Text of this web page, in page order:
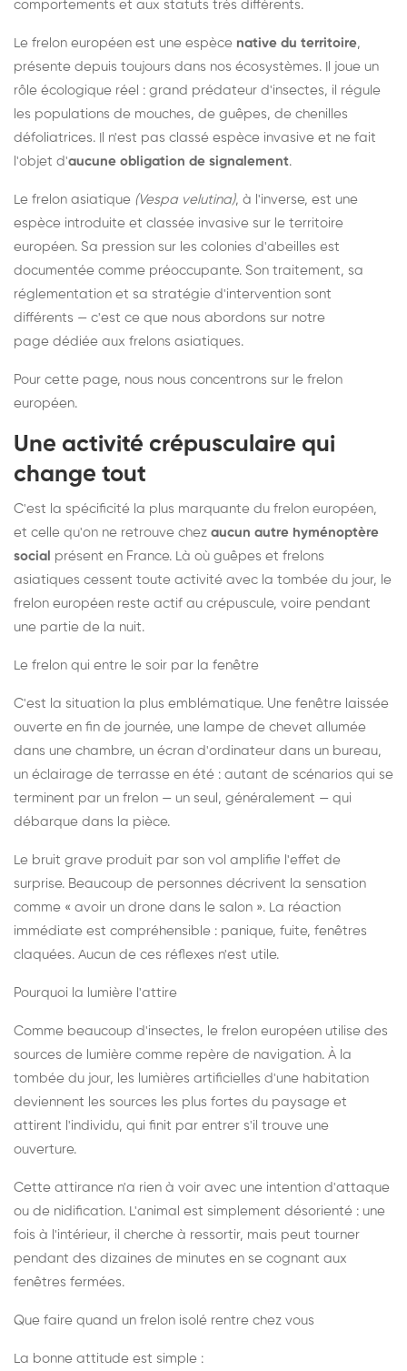
comportements et aux statuts très différents.
Le frelon européen est une espèce native du territoire,
présente depuis toujours dans nos écosystèmes. Il joue un
rôle écologique réel : grand prédateur d'insectes, il régule
les populations de mouches, de guêpes, de chenilles
défoliatrices. Il n'est pas classé espèce invasive et ne fait
l'objet d'aucune obligation de signalement.
Le frelon asiatique (Vespa velutina), à l'inverse, est une
espèce introduite et classée invasive sur le territoire
européen. Sa pression sur les colonies d'abeilles est
documentée comme préoccupante. Son traitement, sa
réglementation et sa stratégie d'intervention sont
différents — c'est ce que nous abordons sur notre
page dédiée aux frelons asiatiques.
Pour cette page, nous nous concentrons sur le frelon
européen.
Une activité crépusculaire qui
change tout
C'est la spécificité la plus marquante du frelon européen,
et celle qu'on ne retrouve chez aucun autre hyménoptère
social présent en France. Là où guêpes et frelons
asiatiques cessent toute activité avec la tombée du jour, le
frelon européen reste actif au crépuscule, voire pendant
une partie de la nuit.
Le frelon qui entre le soir par la fenêtre
C'est la situation la plus emblématique. Une fenêtre laissée
ouverte en fin de journée, une lampe de chevet allumée
dans une chambre, un écran d'ordinateur dans un bureau,
un éclairage de terrasse en été : autant de scénarios qui se
terminent par un frelon — un seul, généralement — qui
débarque dans la pièce.
Le bruit grave produit par son vol amplifie l'effet de
surprise. Beaucoup de personnes décrivent la sensation
comme « avoir un drone dans le salon ». La réaction
immédiate est compréhensible : panique, fuite, fenêtres
claquées. Aucun de ces réflexes n'est utile.
Pourquoi la lumière l'attire
Comme beaucoup d'insectes, le frelon européen utilise des
sources de lumière comme repère de navigation. À la
tombée du jour, les lumières artificielles d'une habitation
deviennent les sources les plus fortes du paysage et
attirent l'individu, qui finit par entrer s'il trouve une
ouverture.
Cette attirance n'a rien à voir avec une intention d'attaque
ou de nidification. L'animal est simplement désorienté : une
fois à l'intérieur, il cherche à ressortir, mais peut tourner
pendant des dizaines de minutes en se cognant aux
fenêtres fermées.
Que faire quand un frelon isolé rentre chez vous
La bonne attitude est simple :